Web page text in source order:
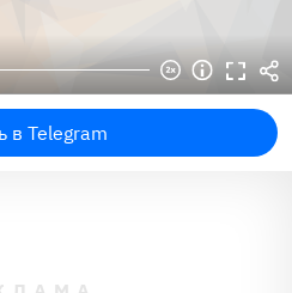
в Telegram